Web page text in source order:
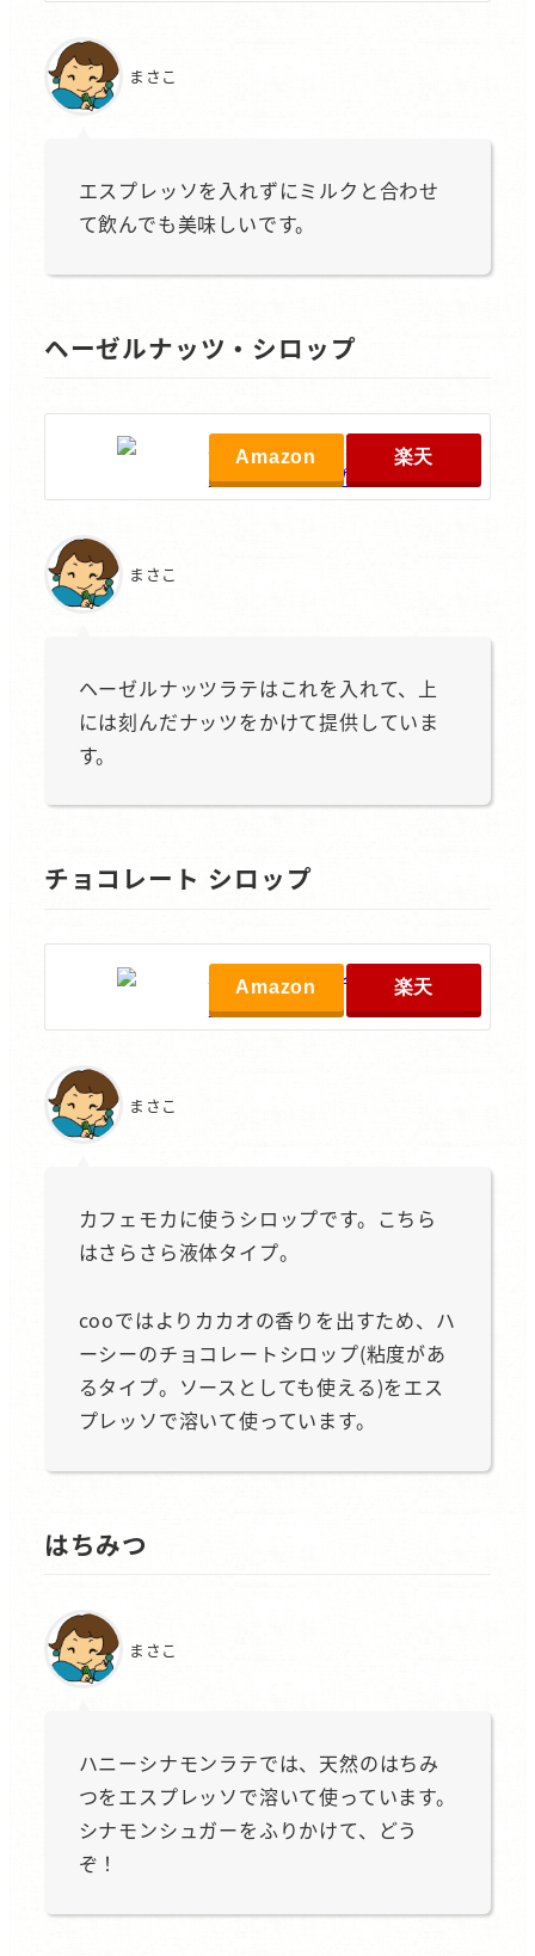
まさこ
エスプレッソを入れずにミルクと合わせ
て飲んでも美味しいです。
ヘーゼルナッツ・シロップ
MONIN(モナン) ヘーゼルナ
ッツ・シロップ 250ml
Amazon 楽天
まさこ
ヘーゼルナッツラテはこれを入れて、上
には刻んだナッツをかけて提供していま
す。
チョコレート シロップ
モナン チョコレート シロッ
プ 700ml
Amazon 楽天
まさこ
カフェモカに使うシロップです。こちら
はさらさら液体タイプ。
cooではよりカカオの香りを出すため、ハ
ーシーのチョコレートシロップ(粘度があ
るタイプ。ソースとしても使える)をエス
プレッソで溶いて使っています。
はちみつ
まさこ
ハニーシナモンラテでは、天然のはちみ
つをエスプレッソで溶いて使っています。
シナモンシュガーをふりかけて、どう
ぞ！